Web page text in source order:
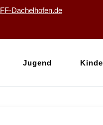
Dachelhofen.de
Jugend